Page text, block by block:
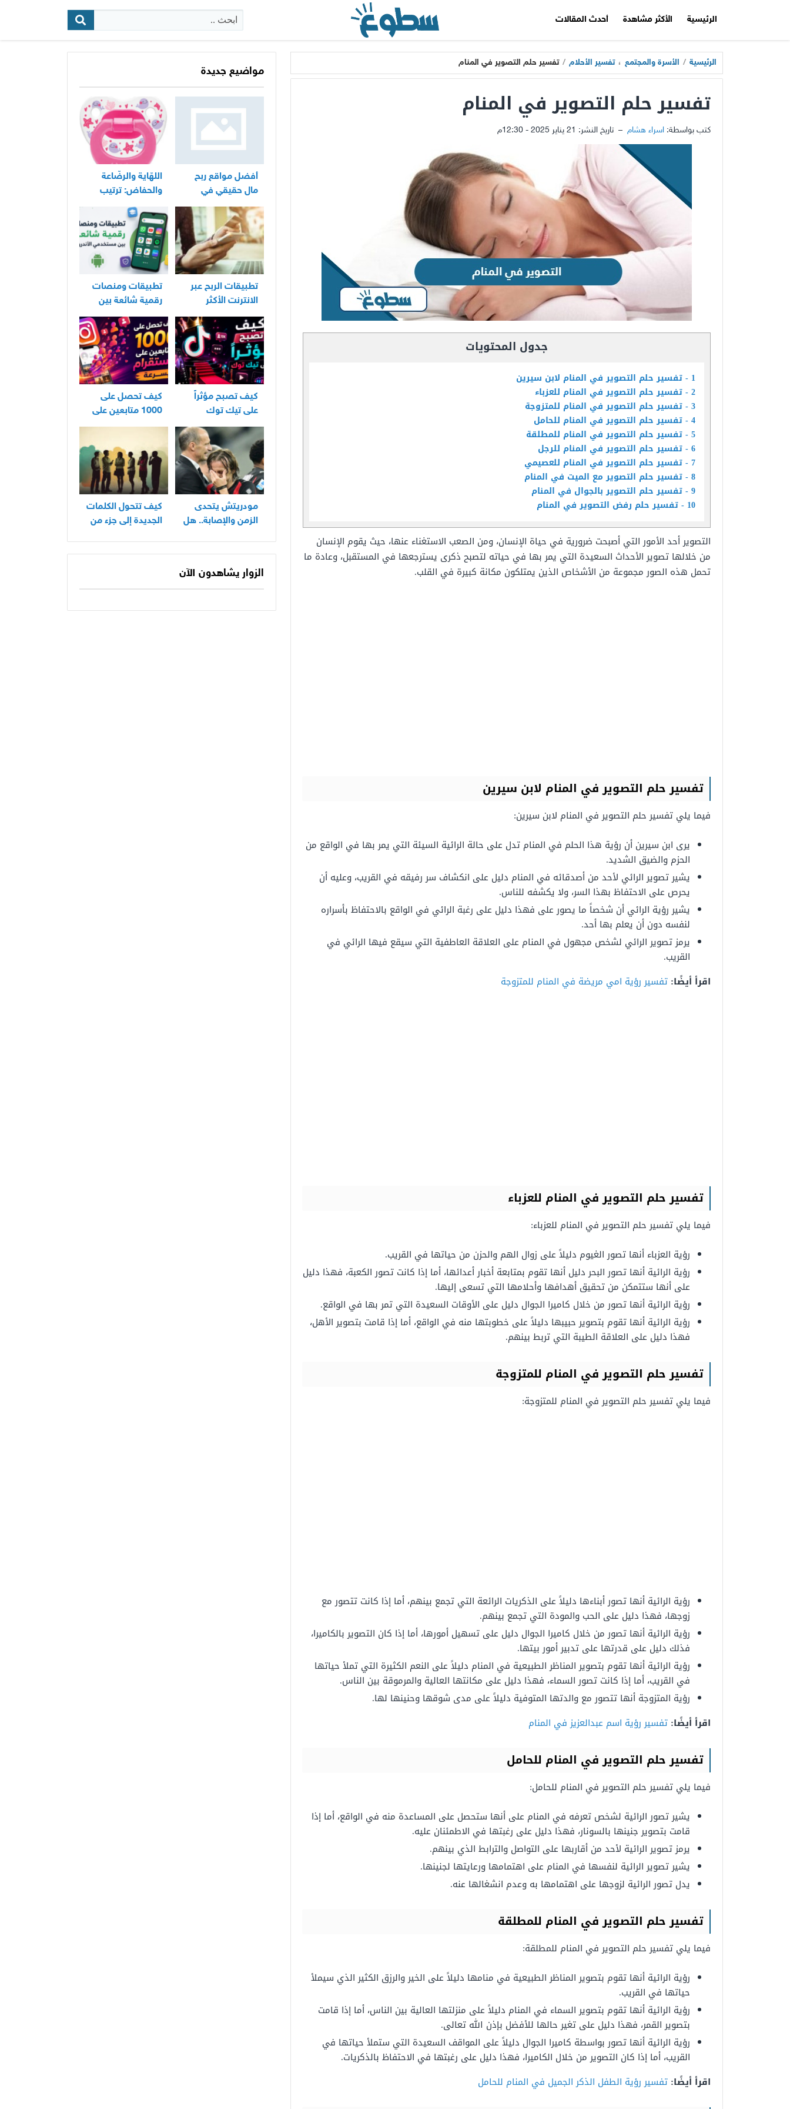
الرئيسية الأكثر مشاهدة أحدث المقالات
البحث:
الرئيسية / الأسرة والمجتمع ، تفسير الأحلام / تفسير حلم التصوير في المنام
تفسير حلم التصوير في المنام
كتب بواسطة: اسراء هشام – تاريخ النشر: 21 يناير 2025 - 12:30م
جدول المحتويات
1 تفسير حلم التصوير في المنام لابن سيرين
2 تفسير حلم التصوير في المنام للعزباء
3 تفسير حلم التصوير في المنام للمتزوجة
4 تفسير حلم التصوير في المنام للحامل
5 تفسير حلم التصوير في المنام للمطلقة
6 تفسير حلم التصوير في المنام للرجل
7 تفسير حلم التصوير في المنام للعصيمي
8 تفسير حلم التصوير مع الميت في المنام
9 تفسير حلم التصوير بالجوال في المنام
10 تفسير حلم رفض التصوير في المنام
التصوير أحد الأمور التي أصبحت ضرورية في حياة الإنسان، ومن الصعب الاستغناء عنها، حيث يقوم الإنسان
من خلالها تصوير الأحداث السعيدة التي يمر بها في حياته لتصبح ذكرى يسترجعها في المستقبل، وعادة ما
تحمل هذه الصور مجموعة من الأشخاص الذين يمتلكون مكانة كبيرة في القلب.
تفسير حلم التصوير في المنام لابن سيرين
فيما يلي تفسير حلم التصوير في المنام لابن سيرين:
يرى ابن سيرين أن رؤية هذا الحلم في المنام تدل على حالة الرائية السيئة التي يمر بها في الواقع من
الحزم والضيق الشديد.
يشير تصوير الرائي لأحد من أصدقائه في المنام دليل على انكشاف سر رفيقه في القريب، وعليه أن
يحرص على الاحتفاظ بهذا السر، ولا يكشفه للناس.
يشير رؤية الرائي أن شخصاً ما يصور على فهذا دليل على رغبة الرائي في الواقع بالاحتفاظ بأسراره
لنفسه دون أن يعلم بها أحد.
يرمز تصوير الرائي لشخص مجهول في المنام على العلاقة العاطفية التي سيقع فيها الرائي في
القريب.
اقرأ أيضًا: تفسير رؤية امي مريضة في المنام للمتزوجة
تفسير حلم التصوير في المنام للعزباء
فيما يلي تفسير حلم التصوير في المنام للعزباء:
رؤية العزباء أنها تصور الغيوم دليلاً على زوال الهم والحزن من حياتها في القريب.
رؤية الرائية أنها تصور البحر دليل أنها تقوم بمتابعة أخبار أعدائها، أما إذا كانت تصور الكعبة، فهذا دليل
على أنها ستتمكن من تحقيق أهدافها وأحلامها التي تسعى إليها.
رؤية الرائية أنها تصور من خلال كاميرا الجوال دليل على الأوقات السعيدة التي تمر بها في الواقع.
رؤية الرائية أنها تقوم بتصوير حبيبها دليلاً على خطوبتها منه في الواقع، أما إذا قامت بتصوير الأهل،
فهذا دليل على العلاقة الطيبة التي تربط بينهم.
تفسير حلم التصوير في المنام للمتزوجة
فيما يلي تفسير حلم التصوير في المنام للمتزوجة:
رؤية الرائية أنها تصور أبناءها دليلاً على الذكريات الرائعة التي تجمع بينهم، أما إذا كانت تتصور مع
زوجها، فهذا دليل على الحب والمودة التي تجمع بينهم.
رؤية الرائية أنها تصور من خلال كاميرا الجوال دليل على تسهيل أمورها، أما إذا كان التصوير بالكاميرا،
فذلك دليل على قدرتها على تدبير أمور بيتها.
رؤية الرائية أنها تقوم بتصوير المناظر الطبيعية في المنام دليلاً على النعم الكثيرة التي تملأ حياتها
في القريب، أما إذا كانت تصور السماء، فهذا دليل على مكانتها العالية والمرموقة بين الناس.
رؤية المتزوجة أنها تتصور مع والدتها المتوفية دليلاً على مدى شوقها وحنينها لها.
اقرأ أيضًا: تفسير رؤية اسم عبدالعزيز في المنام
تفسير حلم التصوير في المنام للحامل
فيما يلي تفسير حلم التصوير في المنام للحامل:
يشير تصور الرائية لشخص تعرفه في المنام على أنها ستحصل على المساعدة منه في الواقع، أما إذا
قامت بتصوير جنينها بالسونار، فهذا دليل على رغبتها في الاطمئنان عليه.
يرمز تصوير الرائية لأحد من أقاربها على التواصل والترابط الذي بينهم.
يشير تصوير الرائية لنفسها في المنام على اهتمامها ورعايتها لجنينها.
يدل تصور الرائية لزوجها على اهتمامها به وعدم انشغالها عنه.
تفسير حلم التصوير في المنام للمطلقة
فيما يلي تفسير حلم التصوير في المنام للمطلقة:
رؤية الرائية أنها تقوم بتصوير المناظر الطبيعية في منامها دليلاً على الخير والرزق الكثير الذي سيملأ
حياتها في القريب.
رؤية الرائية أنها تقوم بتصوير السماء في المنام دليلاً على منزلتها العالية بين الناس، أما إذا قامت
بتصوير القمر، فهذا دليل على تغير حالها للأفضل بإذن الله تعالى.
رؤية الرائية أنها تصور بواسطة كاميرا الجوال دليلاً على المواقف السعيدة التي ستملأ حياتها في
القريب، أما إذا كان التصوير من خلال الكاميرا، فهذا دليل على رغبتها في الاحتفاظ بالذكريات.
اقرأ أيضًا: تفسير رؤية الطفل الذكر الجميل في المنام للحامل
مواضيع جديدة
أفضل مواقع ربح
مال حقيقي في
المغرب
اللهّاية والرضّاعة
والحفاض: ترتيب
عملي لأساسيات
العناية اليومية
بالرضيع
تطبيقات الربح عبر
الانترنت الأكثر
استخدامًا في العراق
تطبيقات ومنصات
رقمية شائعة بين
مستخدمي الأندرويد
كيف تصبح مؤثراً
على تيك توك
كيف تحصل على
1000 متابعين على
انستقرام بسرعة
مودريتش يتحدى
الزمن والإصابة.. هل
كيف تتحول الكلمات
الجديدة إلى جزء من
الزوار يشاهدون الآن